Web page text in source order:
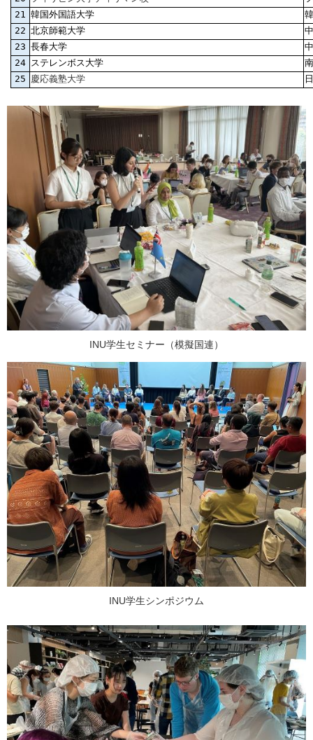
21 韓国外国語大学
22 北京師範大学
23 長春大学
24 ステレンボス大学
25 慶応義塾大学
INU学生セミナー（模擬国連）
INU学生シンポジウム